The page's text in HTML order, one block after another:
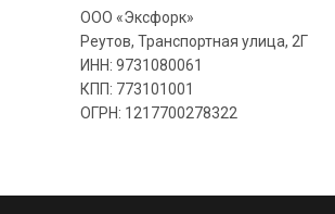
ООО «Эксфорк»
Реутов, Транспортная улица, 2Г
ИНН: 9731080061
КПП: 773101001
ОГРН: 1217700278322